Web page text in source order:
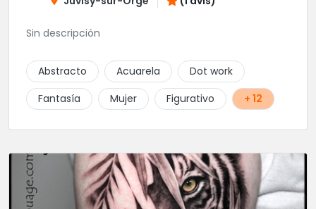
Sin descripción
Abstracto Acuarela
Dot work
Fantasía
Mujer Figurativo + 12